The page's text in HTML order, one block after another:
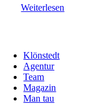
Weiterlesen
Klönstedt
Agentur
Team
Magazin
Man tau